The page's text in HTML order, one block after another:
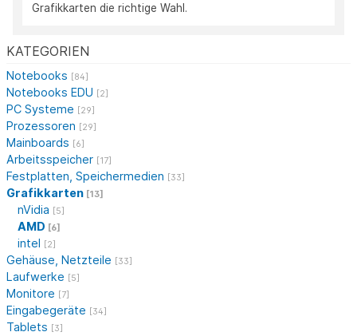
KATEGORIEN
Notebooks [84]
Notebooks EDU [2]
PC Systeme [29]
Prozessoren [29]
Mainboards [6]
Arbeitsspeicher [17]
Festplatten, Speichermedien [33]
Grafikkarten [13]
nVidia [5]
AMD [6]
intel [2]
Gehäuse, Netzteile [33]
Laufwerke [5]
Monitore [7]
Eingabegeräte [34]
Tablets [3]
Grafikkarten die richtige Wahl.